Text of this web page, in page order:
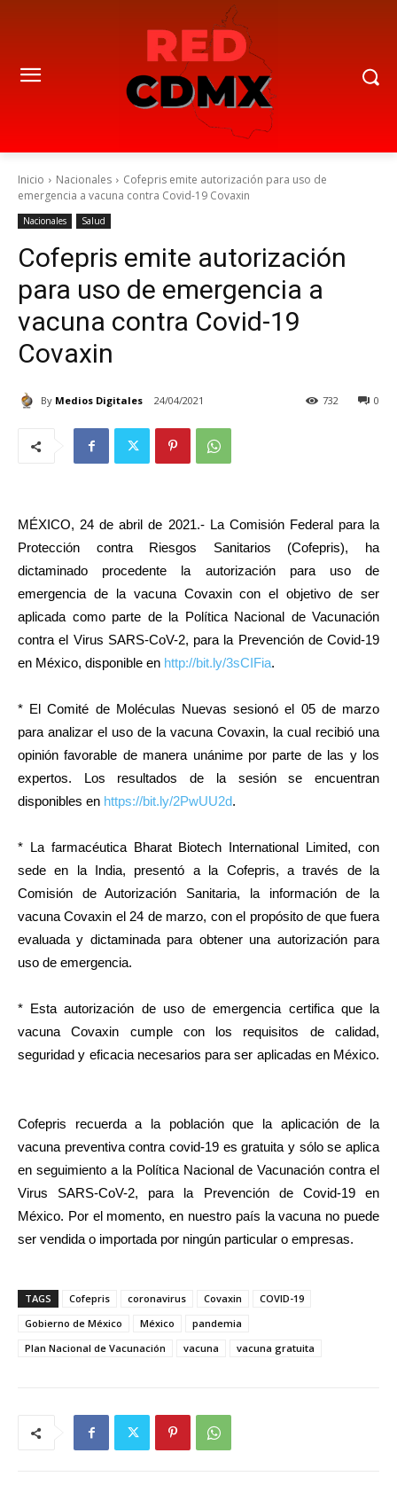
Inicio Nacionales
Cofepris emite autorización para uso de
emergencia a vacuna contra Covid-19 Covaxin
Nacionales Salud
Cofepris emite autorización
para uso de emergencia a
vacuna contra Covid-19
Covaxin
By Medios Digitales 24/04/2021 0
732
MÉXICO, 24 de abril de 2021.- La Comisión Federal para la
Protección contra Riesgos Sanitarios (Cofepris), ha
dictaminado procedente la autorización para uso de
emergencia de la vacuna Covaxin con el objetivo de ser
aplicada como parte de la Política Nacional de Vacunación
contra el Virus SARS-CoV-2, para la Prevención de Covid-19
en México, disponible en http://bit.ly/3sCIFia.
* El Comité de Moléculas Nuevas sesionó el 05 de marzo
para analizar el uso de la vacuna Covaxin, la cual recibió una
opinión favorable de manera unánime por parte de las y los
expertos. Los resultados de la sesión se encuentran
disponibles en https://bit.ly/2PwUU2d.
* La farmacéutica Bharat Biotech International Limited, con
sede en la India, presentó a la Cofepris, a través de la
Comisión de Autorización Sanitaria, la información de la
vacuna Covaxin el 24 de marzo, con el propósito de que fuera
evaluada y dictaminada para obtener una autorización para
uso de emergencia.
* Esta autorización de uso de emergencia certifica que la
vacuna Covaxin cumple con los requisitos de calidad,
seguridad y eficacia necesarios para ser aplicadas en México.
Cofepris recuerda a la población que la aplicación de la
vacuna preventiva contra covid-19 es gratuita y sólo se aplica
en seguimiento a la Política Nacional de Vacunación contra el
Virus SARS-CoV-2, para la Prevención de Covid-19 en
México. Por el momento, en nuestro país la vacuna no puede
ser vendida o importada por ningún particular o empresas.
TAGS Cofepris coronavirus Covaxin
COVID-19
Gobierno de México
México
pandemia
Plan Nacional de Vacunación
vacuna vacuna gratuita